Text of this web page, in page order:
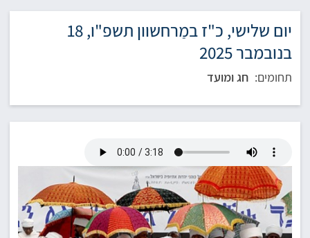
יום שלישי, כ"ז במַרחשוון תשפ"ו, 18
בנובמבר 2025
תחומים: חג ומועד